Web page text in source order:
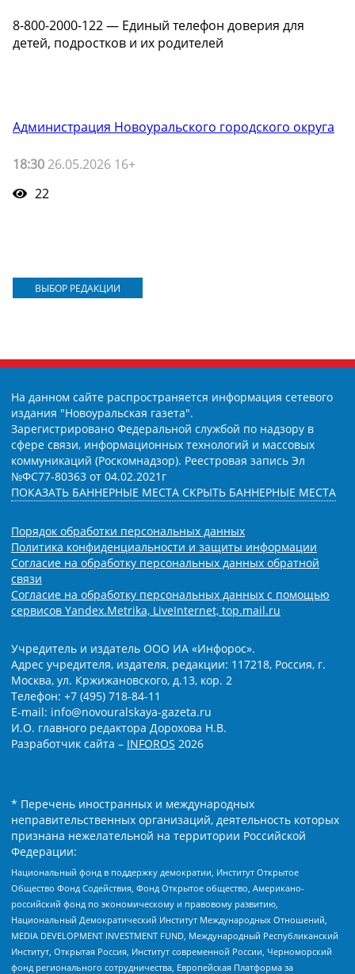
8-800-2000-122 — Единый телефон доверия для
детей, подростков и их родителей
Администрация Новоуральского городского округа
18:30 26.05.2026 16+
22
ВЫБОР РЕДАКЦИИ
На данном сайте распространяется информация сетевого
издания "Новоуральская газета".
Зарегистрировано Федеральной службой по надзору в
сфере связи, информационных технологий и массовых
коммуникаций (Роскомнадзор). Реестровая запись Эл
№ФС77-80363 от 04.02.2021г
ПОКАЗАТЬ БАННЕРНЫЕ МЕСТА СКРЫТЬ БАННЕРНЫЕ МЕСТА
Порядок обработки персональных данных
Политика конфиденциальности и защиты информации
Согласие на обработку персональных данных обратной
связи
Согласие на обработку персональных данных с помощью
сервисов Yandex.Metrika, LiveInternet, top.mail.ru
Учредитель и издатель ООО ИА «Инфорос».
Адрес учредителя, издателя, редакции: 117218, Россия, г.
Москва, ул. Кржижановского, д.13, кор. 2
Телефон: +7 (495) 718-84-11
E-mail: info@novouralskaya-gazeta.ru
И.О. главного редактора Дорохова Н.В.
Разработчик сайта – INFOROS 2026
* Перечень иностранных и международных
неправительственных организаций, деятельность которых
признана нежелательной на территории Российской
Федерации:
Национальный фонд в поддержку демократии, Институт Открытое
Общество Фонд Содействия, Фонд Открытое общество, Американо-
российский фонд по экономическому и правовому развитию,
Национальный Демократический Институт Международных Отношений,
MEDIA DEVELOPMENT INVESTMENT FUND, Международный Республиканский
Институт, Открытая Россия, Институт современной России, Черноморский
фонд регионального сотрудничества, Европейская Платформа за